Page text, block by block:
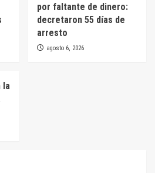
por faltante de dinero:
decretaron 55 días de
arresto
agosto 6, 2026
la